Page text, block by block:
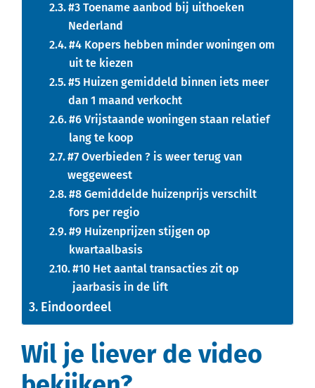
#3 Toename aanbod bij uithoeken
Nederland
#4 Kopers hebben minder woningen om
uit te kiezen
#5 Huizen gemiddeld binnen iets meer
dan 1 maand verkocht
#6 Vrijstaande woningen staan relatief
lang te koop
#7 Overbieden ? is weer terug van
weggeweest
#8 Gemiddelde huizenprijs verschilt
fors per regio
#9 Huizenprijzen stijgen op
kwartaalbasis
#10 Het aantal transacties zit op
jaarbasis in de lift
Eindoordeel
Wil je liever de video